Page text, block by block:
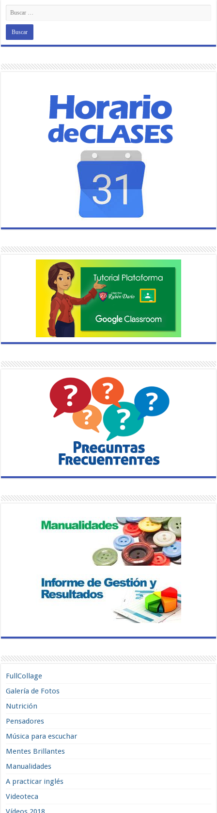
FullCollage
Galería de Fotos
Nutrición
Pensadores
Música para escuchar
Mentes Brillantes
Manualidades
A practicar inglés
Videoteca